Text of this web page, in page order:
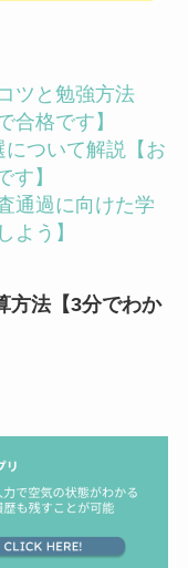
ツと勉強方法
合格です】
ついて解説【お
す】
通過に向けた学
よう】
方法【3分でわか